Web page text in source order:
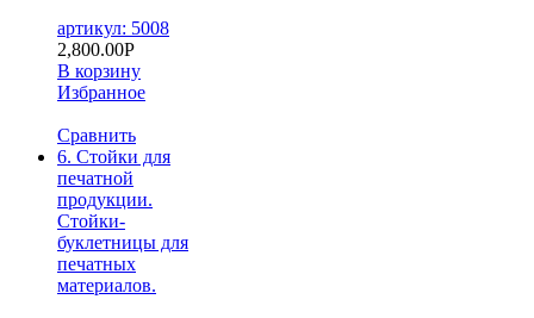
артикул: 5008
2,800.00Р
В корзину
Избранное
Сравнить
6. Стойки для
печатной
продукции.
Стойки-
буклетницы для
печатных
материалов.